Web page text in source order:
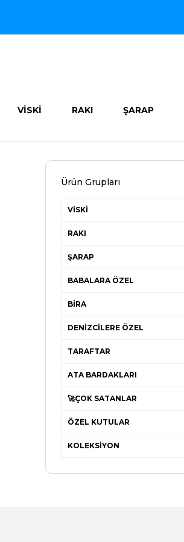
VİSKİ RAKI ŞARAP
Ürün Grupları
VİSKİ
RAKI
ŞARAP
BABALARA ÖZEL
BİRA
DENİZCİLERE ÖZEL
TARAFTAR
ATA BARDAKLARI
🚀ÇOK SATANLAR
ÖZEL KUTULAR
KOLEKSİYON